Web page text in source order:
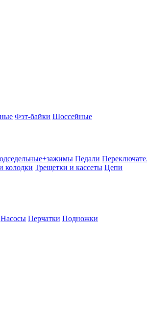
Фэт-байки Шоссейные
Педали
колодки Трещетки и кассеты Цепи
Насосы Перчатки Подножки